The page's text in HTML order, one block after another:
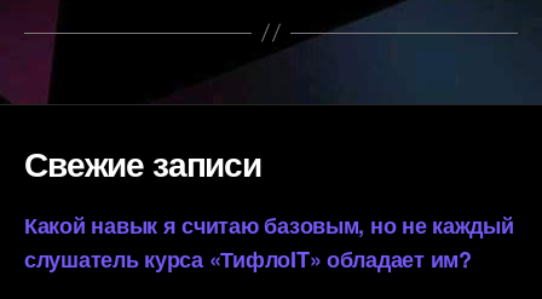
Свежие записи
Какой навык я считаю базовым, но не каждый
слушатель курса «ТифлоIT» обладает им?